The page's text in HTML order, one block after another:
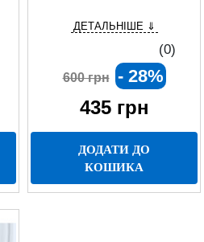
ДЕТАЛЬНІШЕ ⇓
(0)
600 грн - 28%
435грн
ДОДАТИ ДО
КОШИКА